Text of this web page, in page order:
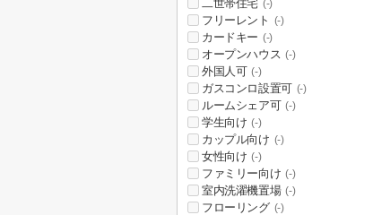
二世帯住宅 (-)
フリーレント (-)
カードキー (-)
オープンハウス (-)
外国人可 (-)
ガスコンロ設置可 (-)
ルームシェア可 (-)
学生向け (-)
カップル向け (-)
女性向け (-)
ファミリー向け (-)
室内洗濯機置場 (-)
フローリング (-)